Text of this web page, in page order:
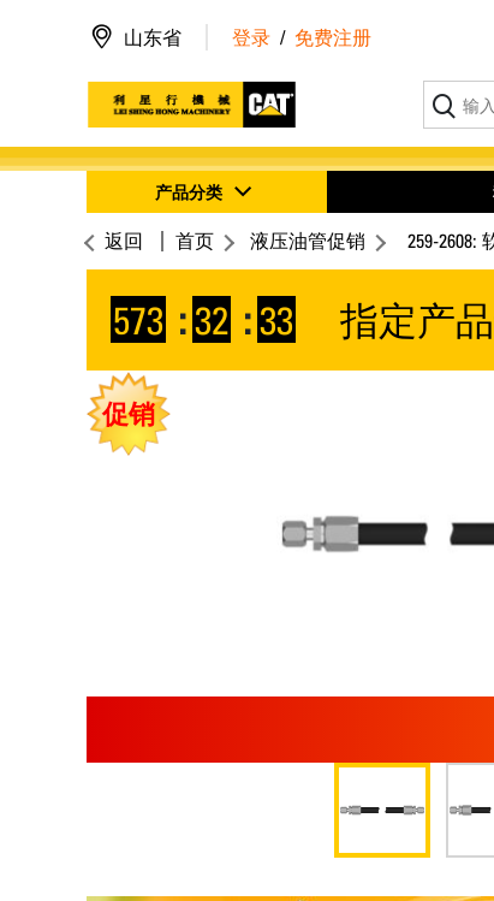
山东省 登录 / 免费注册
产品分类
返回 首页 液压油管促销 259-2608:
573 :32 :33 指定产
促销